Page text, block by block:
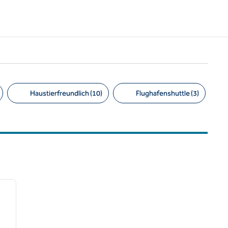
Haustierfreundlich (10) Flughafenshuttle (3)
nächstes Bild